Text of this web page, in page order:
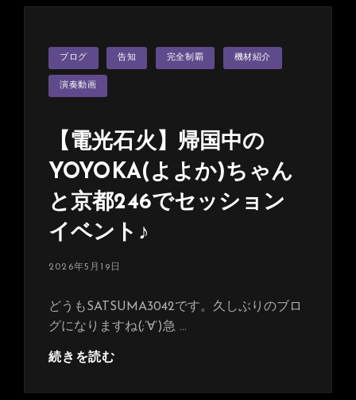
シ
ン
終
カ
ゴ
ー
ブログ 告知 完全制覇 機材紹介
演奏動画
【電光石火】帰国中の
YOYOKA(よよか)ちゃん
と京都246でセッション
イベント♪
投
2026年5月19日
どうもSATSUMA3042です。久しぶりのブロ
グになりますね(;’∀’)急 …
続きを読む
石